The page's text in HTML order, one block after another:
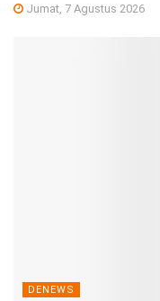
Jumat, 7 Agustus 2026
DENEWS